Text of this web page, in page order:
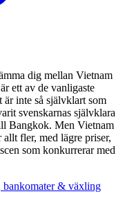
dig mellan Vietnam
ett av de vanligaste
inte så självklart som
svenskarnas självklara
Bangkok. Men Vietnam
fler, med lägre priser,
som konkurrerar med
& växling